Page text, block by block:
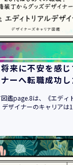
来に不安を感
ーへ転職成功
鑑page.8は、《エディ
ザイナーのキャリアは